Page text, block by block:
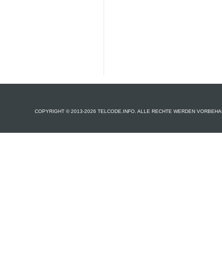
COPYRIGHT © 2013-2026 TELCODE.INFO. ALLE RECHTE WERDEN